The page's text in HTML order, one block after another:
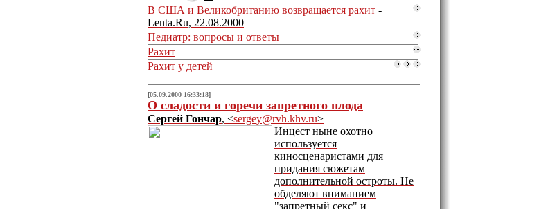
В США и Великобританию возвращается рахит -
Lenta.Ru, 22.08.2000
Педиатр: вопросы и ответы
Рахит
Рахит у детей
[05.09.2000 16:33:18]
О сладости и горечи запретного плода
Сергей Гончар, <sergey@rvh.khv.ru>
Инцест ныне охотно
используется
киносценаристами для
придания сюжетам
дополнительной остроты. Не
обделяют вниманием
"запретный секс" и